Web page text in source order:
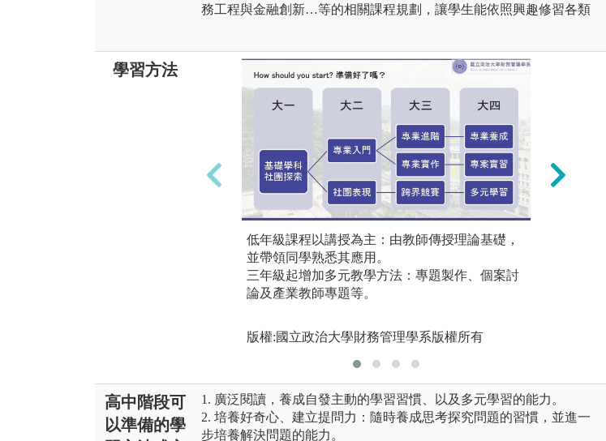
務工程與金融創新…等的相關課程規劃，讓學生能依照興趣修習各類
學習方法
低年級課程以講授為主：由教師傳授理論基礎，
並帶領同學熟悉其應用。
三年級起增加多元教學方法：專題製作、個案討
論及產業教師專題等。
版權:國立政治大學財務管理學系版權所有
高中階段可
以準備的學
1. 廣泛閱讀，養成自發主動的學習習慣、以及多元學習的能力。
2. 培養好奇心、建立提問力：隨時養成思考探究問題的習慣，並進一
步培養解決問題的能力。